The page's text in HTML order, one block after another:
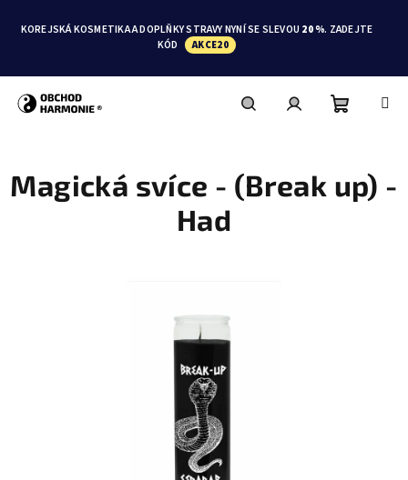
KOREJSKÁ KOSMETIKA A DOPLŇKY STRAVY NYNÍ SE SLEVOU 20 %. ZADEJTE
KÓD
AKCE20
košík
Magická svíce - (Break up) -
Had